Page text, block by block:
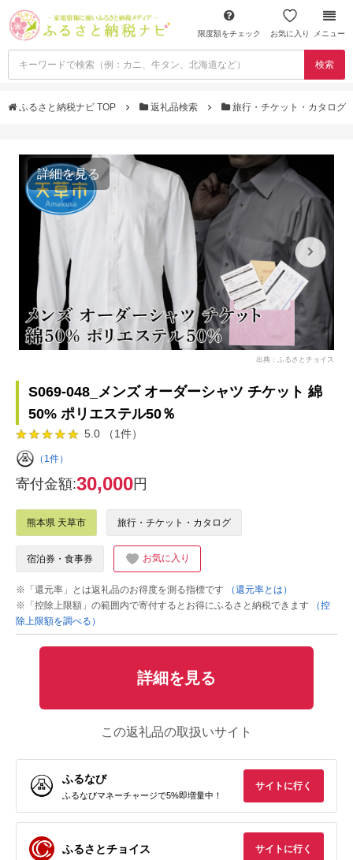
限度額をチェック お気に入り メニュー
検索
ふるさと納税ナビ TOP 返礼品検索 旅行・チケット・カタログ
詳細を見る
出典：ふるさとチョイス
S069-048_メンズ オーダーシャツ チケット 綿
50% ポリエステル50％
5.0 （1件）
（1件）
寄付金額:30,000円
熊本県 天草市 旅行・チケット・カタログ
宿泊券・食事券 お気に入り
※「還元率」とは返礼品のお得度を測る指標です
（還元率とは）
※「控除上限額」の範囲内で寄付するとお得にふるさと納税できます
（控
除上限額を調べる）
詳細を見る
この返礼品の取扱いサイト
ふるなび
ふるなびマネーチャージで5%即増量中！
サイトに行く
ふるさとチョイス サイトに行く